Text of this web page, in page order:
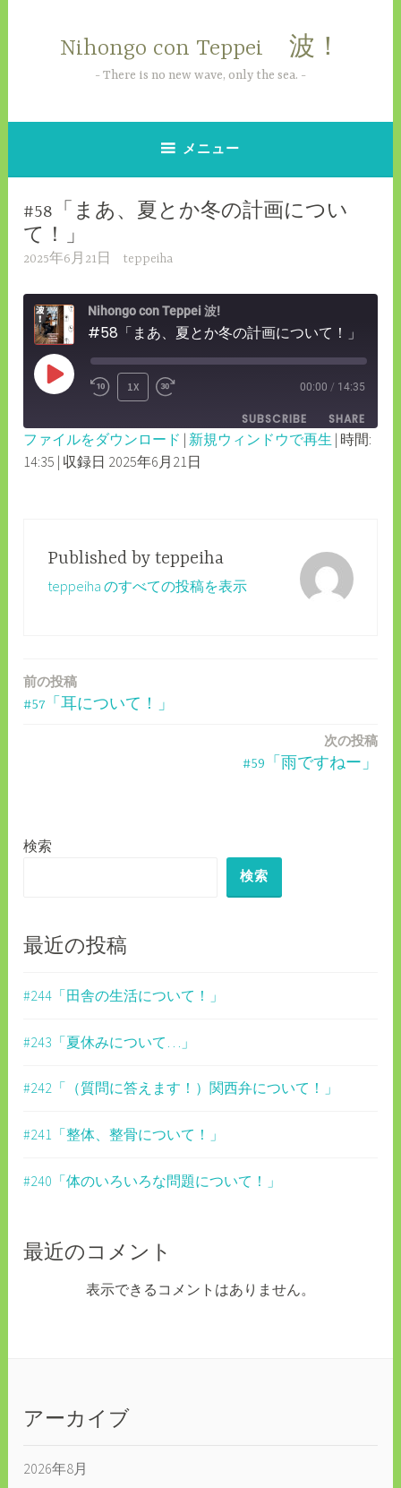
へ
Nihongo con Teppei 波！
There is no new wave, only the sea.
メニュー
#58「まあ、夏とか冬の計画につい
て！」
2025年6月21日 teppeiha
Nihongo con Teppei 波!
#58「まあ、夏とか冬の計画について！」
PLAY
REWIND
10
SECONDS
1X
FAST
FORWARD
30
00:00 / 14:35
SUBSCRIBE SHARE
SHARE
ファイルをダウンロード | 新規ウィンドウで再生 | 時間:
14:35 | 収録日 2025年6月21日
Published by teppeiha
teppeiha のすべての投稿を表示
投
ー
ン
前の投稿
#57「耳について！」
次の投稿
#59「雨ですねー」
検索
検索
最近の投稿
#244「田舎の生活について！」
#243「夏休みについて…」
#242「（質問に答えます！）関西弁について！」
#241「整体、整骨について！」
#240「体のいろいろな問題について！」
最近のコメント
表示できるコメントはありません。
アーカイブ
2026年8月